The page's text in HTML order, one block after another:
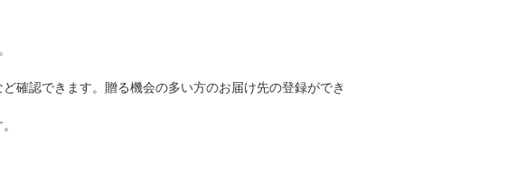
確認できます。贈る機会の多い方のお届け先の登録ができ